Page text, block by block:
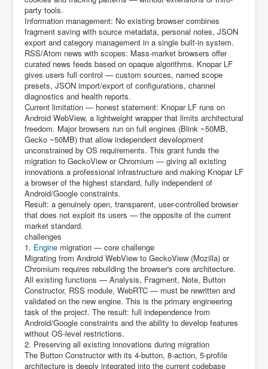
party tools.
Information management: No existing browser combines
fragment saving with source metadata, personal notes, JSON
export and category management in a single built-in system.
RSS/Atom news with scopes: Mass-market browsers offer
curated news feeds based on opaque algorithms. Knopar LF
gives users full control — custom sources, named scope
presets, JSON import/export of configurations, channel
diagnostics and health reports.
Current limitation — honest statement: Knopar LF runs on
Android WebView, a lightweight wrapper that limits architectural
freedom. Major browsers run on full engines (Blink ~50MB,
Gecko ~50MB) that allow independent development
unconstrained by OS requirements. This grant funds the
migration to GeckoView or Chromium — giving all existing
innovations a professional infrastructure and making Knopar LF
a browser of the highest standard, fully independent of
Android/Google constraints.
Result: a genuinely open, transparent, user-controlled browser
that does not exploit its users — the opposite of the current
market standard.
challenges
1. Engine migration — core challenge
Migrating from Android WebView to GeckoView (Mozilla) or
Chromium requires rebuilding the browser's core architecture.
All existing functions — Analysis, Fragment, Note, Button
Constructor, RSS module, WebRTC — must be rewritten and
validated on the new engine. This is the primary engineering
task of the project. The result: full independence from
Android/Google constraints and the ability to develop features
without OS-level restrictions.
2. Preserving all existing innovations during migration
The Button Constructor with its 4-button, 8-action, 5-profile
architecture is deeply integrated into the current codebase